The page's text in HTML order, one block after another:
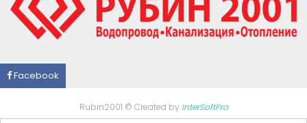
Facebook
Rubin2001 © Created by InterSoftPro